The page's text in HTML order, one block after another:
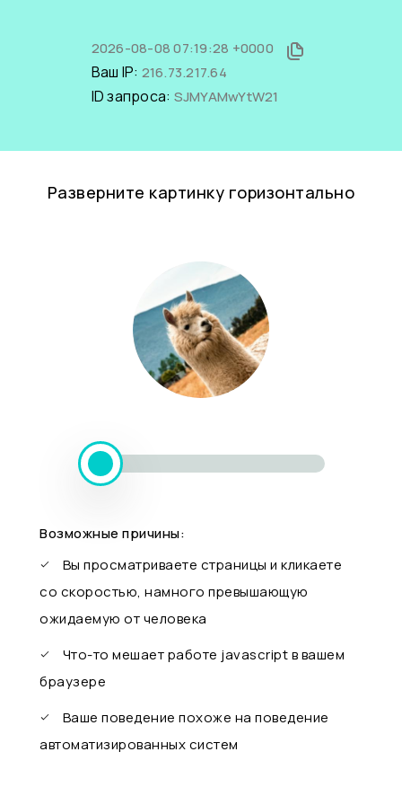
2026-08-08 07:19:28 +0000
Ваш IP: 216.73.217.64
ID запроса: SJMYAMwYtW21
Разверните картинку горизонтально
Возможные причины:
Вы просматриваете страницы и кликаете
со скоростью, намного превышающую
ожидаемую от человека
Что-то мешает работе javascript в вашем
браузере
Ваше поведение похоже на поведение
автоматизированных систем